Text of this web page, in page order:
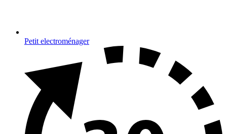
Petit electroménager